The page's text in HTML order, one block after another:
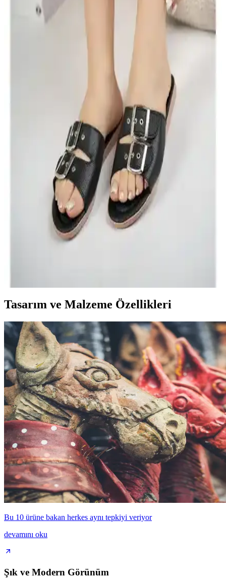
Mubaco Gold Comfort Kadın Terlik: Günlük Şıklık
ve Konfor Sunan Modern Tasarım
ve hafif yapısıyla günlük kullanımda konfor ve estetiği bir arada
Kadın Çantaları Karşılaştırması: Cream House ve
Suud Collection Modellerinin Özellikleri
Cream House ve Suud Collection kahverengi mini deri çantalar,
şıklık ve fonksiyonellik açısından öne çıkıyor. Bu karşılaştırmada,
ürünlerin özellikleri, kullanıcı yorumları ve avantajları detaylı şekilde
Kadın Topuklu Ayakkabılarının Detaylı
Karşılaştırması: Şık ve Rahat Seçenekler
İki şık ve rahat kadın topuklu ayakkabısını detaylı karşılaştırıyoruz.
Ürünlerin özellikleri, kullanıcı yorumları ve performansını
inceleyerek en uygun seçimi yapmanıza yardımcı oluyoruz.
ModaFrato Wzy Kadın Terlik: Şıklık ve Konfor
Sunan Güncel Terlik Seçeneği
Tasarım ve Malzeme Özellikleri
Bu 10 ürüne bakan herkes aynı tepkiyi veriyor
devamını oku
Şık ve Modern Görünüm